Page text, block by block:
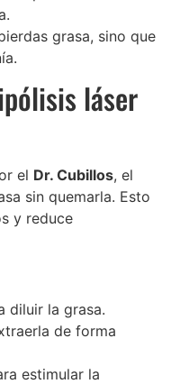
grasa, sino que
láser
el Dr. Cubillos, el
sin quemarla. Esto
y reduce
diluir la grasa.
de forma
estimular la